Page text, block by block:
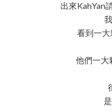
出來KahYan
看到一
他們一大